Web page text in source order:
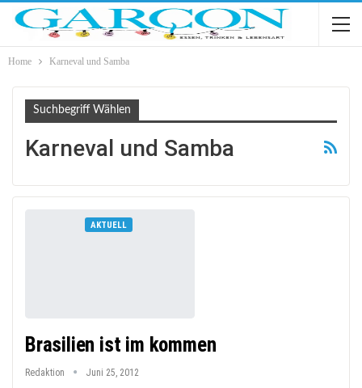
Home Karneval und Samba
Suchbegriff Wählen
Karneval und Samba
AKTUELL
Brasilien ist im kommen
Redaktion Juni 25, 2012